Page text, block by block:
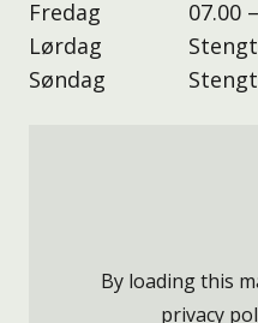
Fredag
07.00
Lørdag
Stengt
Søndag
Stengt
By loading this
privacy